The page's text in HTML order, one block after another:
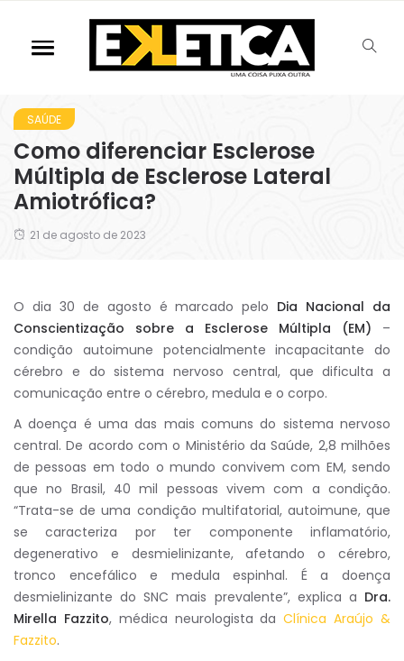
SAÚDE
Como diferenciar Esclerose
Múltipla de Esclerose Lateral
Amiotrófica?
21 de agosto de 2023
O dia 30 de agosto é marcado pelo Dia Nacional da
Conscientização sobre a Esclerose Múltipla (EM) –
condição autoimune potencialmente incapacitante do
cérebro e do sistema nervoso central, que dificulta a
comunicação entre o cérebro, medula e o corpo.
A doença é uma das mais comuns do sistema nervoso
central. De acordo com o Ministério da Saúde, 2,8 milhões
de pessoas em todo o mundo convivem com EM, sendo
que no Brasil, 40 mil pessoas vivem com a condição.
“Trata-se de uma condição multifatorial, autoimune, que
se caracteriza por ter componente inflamatório,
degenerativo e desmielinizante, afetando o cérebro,
tronco encefálico e medula espinhal. É a doença
desmielinizante do SNC mais prevalente”, explica a Dra.
Mirella Fazzito, médica neurologista da Clínica Araújo &
Fazzito.